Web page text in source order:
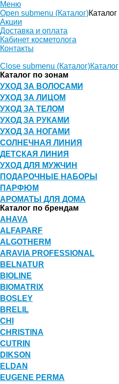
Меню
Open submenu (Каталог)Каталог
Акции
Доставка и оплата
Кабинет косметолога
Контакты
Close submenu (Каталог)Каталог
Каталог по зонам
УХОД ЗА ВОЛОСАМИ
УХОД ЗА ЛИЦОМ
УХОД ЗА ТЕЛОМ
УХОД ЗА РУКАМИ
УХОД ЗА НОГАМИ
СОЛНЕЧНАЯ ЛИНИЯ
ДЕТСКАЯ ЛИНИЯ
УХОД ДЛЯ МУЖЧИН
ПОДАРОЧНЫЕ НАБОРЫ
ПАРФЮМ
АРОМАТЫ ДЛЯ ДОМА
Каталог по брендам
AHAVA
ALFAPARF
ALGOTHERM
ARAVIA PROFESSIONAL
BELNATUR
BIOLINE
BIOMATRIX
BOSLEY
BRELIL
CHI
CHRISTINA
CUTRIN
DIKSON
ELDAN
EUGENE PERMA